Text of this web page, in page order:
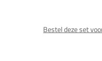
Bestel deze set